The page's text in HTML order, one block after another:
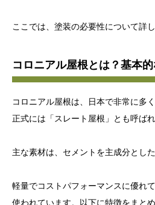
ここでは、塗装の必要性について詳
コロニアル屋根とは？基本
コロニアル屋根は、日本で非常に多
正式には「スレート屋根」とも呼ばれ
主な素材は、セメントを主成分とした
軽量でコストパフォーマンスに優れ
使われています。以下に特徴をまと